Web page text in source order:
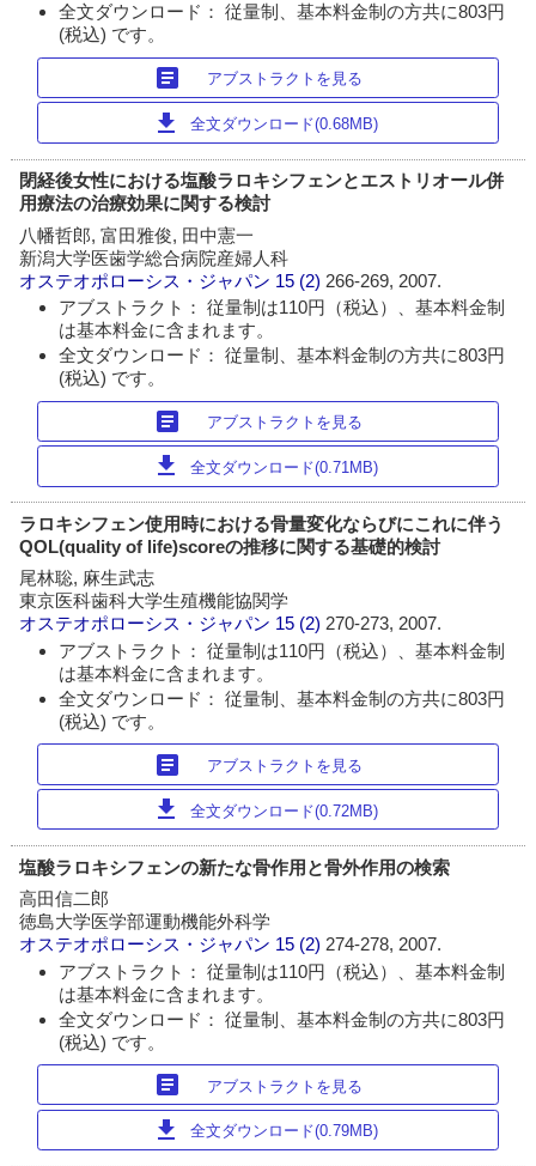
全文ダウンロード： 従量制、基本料金制の方共に803円
(税込) です。
article アブストラクトを見る
download 全文ダウンロード(0.68MB)
閉経後女性における塩酸ラロキシフェンとエストリオール併
用療法の治療効果に関する検討
八幡哲郎, 富田雅俊, 田中憲一
新潟大学医歯学総合病院産婦人科
オステオポローシス・ジャパン 15 (2) 266-269, 2007.
アブストラクト： 従量制は110円（税込）、基本料金制
は基本料金に含まれます。
全文ダウンロード： 従量制、基本料金制の方共に803円
(税込) です。
article アブストラクトを見る
download 全文ダウンロード(0.71MB)
ラロキシフェン使用時における骨量変化ならびにこれに伴う
QOL(quality of life)scoreの推移に関する基礎的検討
尾林聡, 麻生武志
東京医科歯科大学生殖機能協関学
オステオポローシス・ジャパン 15 (2) 270-273, 2007.
アブストラクト： 従量制は110円（税込）、基本料金制
は基本料金に含まれます。
全文ダウンロード： 従量制、基本料金制の方共に803円
(税込) です。
article アブストラクトを見る
download 全文ダウンロード(0.72MB)
塩酸ラロキシフェンの新たな骨作用と骨外作用の検索
高田信二郎
徳島大学医学部運動機能外科学
オステオポローシス・ジャパン 15 (2) 274-278, 2007.
アブストラクト： 従量制は110円（税込）、基本料金制
は基本料金に含まれます。
全文ダウンロード： 従量制、基本料金制の方共に803円
(税込) です。
article アブストラクトを見る
download 全文ダウンロード(0.79MB)